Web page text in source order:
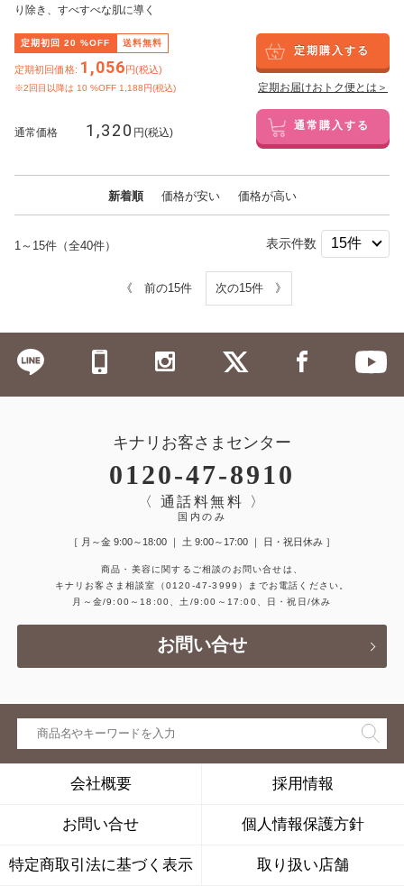
り除き、すべすべな肌に導く
定期初回 20 %OFF 送料無料
定期初回価格: 1,056円(税込)
※2回目以降は 10 %OFF 1,188円(税込)
定期購入する
定期お届けおトク便とは＞
通常価格 1,320 円(税込) 通常購入する
新着順 価格が安い 価格が高い
1～15件（全40件） 表示件数
《 前の15件 次の15件 》
キナリお客さまセンター
0120-47-8910
〈 通話料無料 〉
国内のみ
［ 月～金 9:00～18:00 ｜ 土 9:00～17:00 ｜ 日・祝日休み ］
商品・美容に関するご相談のお問い合せは、
キナリお客さま相談室
（0120-47-3999）
までお電話ください。
月～金/9:00～18:00、土/9:00～17:00、日・祝日/休み
お問い合せ
会社概要 採用情報
お問い合せ 個人情報保護方針
特定商取引法に基づく表示 取り扱い店舗